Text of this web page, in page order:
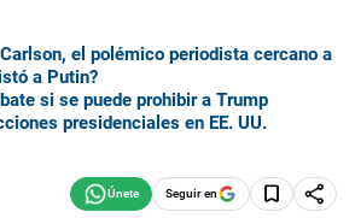
el polémico periodista cercano a
a Putin?
si se puede prohibir a Trump
presidenciales en EE. UU.
Seguir en